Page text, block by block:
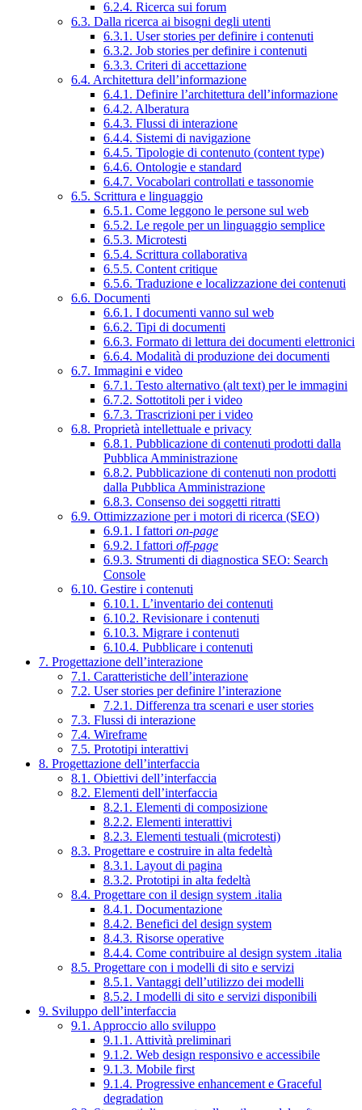
6.2.4. Ricerca sui forum
6.3. Dalla ricerca ai bisogni degli utenti
6.3.1. User stories per definire i contenuti
6.3.2. Job stories per definire i contenuti
6.3.3. Criteri di accettazione
6.4. Architettura dell’informazione
6.4.1. Definire l’architettura dell’informazione
6.4.2. Alberatura
6.4.3. Flussi di interazione
6.4.4. Sistemi di navigazione
6.4.5. Tipologie di contenuto (content type)
6.4.6. Ontologie e standard
6.4.7. Vocabolari controllati e tassonomie
6.5. Scrittura e linguaggio
6.5.1. Come leggono le persone sul web
6.5.2. Le regole per un linguaggio semplice
6.5.3. Microtesti
6.5.4. Scrittura collaborativa
6.5.5. Content critique
6.5.6. Traduzione e localizzazione dei contenuti
6.6. Documenti
6.6.1. I documenti vanno sul web
6.6.2. Tipi di documenti
6.6.3. Formato di lettura dei documenti elettronici
6.6.4. Modalità di produzione dei documenti
6.7. Immagini e video
6.7.1. Testo alternativo (alt text) per le immagini
6.7.2. Sottotitoli per i video
6.7.3. Trascrizioni per i video
6.8. Proprietà intellettuale e privacy
6.8.1. Pubblicazione di contenuti prodotti dalla
Pubblica Amministrazione
6.8.2. Pubblicazione di contenuti non prodotti
dalla Pubblica Amministrazione
6.8.3. Consenso dei soggetti ritratti
6.9. Ottimizzazione per i motori di ricerca (SEO)
6.9.1. I fattori on-page
6.9.2. I fattori off-page
6.9.3. Strumenti di diagnostica SEO: Search
Console
6.10. Gestire i contenuti
6.10.1. L’inventario dei contenuti
6.10.2. Revisionare i contenuti
6.10.3. Migrare i contenuti
6.10.4. Pubblicare i contenuti
7. Progettazione dell’interazione
7.1. Caratteristiche dell’interazione
7.2. User stories per definire l’interazione
7.2.1. Differenza tra scenari e user stories
7.3. Flussi di interazione
7.4. Wireframe
7.5. Prototipi interattivi
8. Progettazione dell’interfaccia
8.1. Obiettivi dell’interfaccia
8.2. Elementi dell’interfaccia
8.2.1. Elementi di composizione
8.2.2. Elementi interattivi
8.2.3. Elementi testuali (microtesti)
8.3. Progettare e costruire in alta fedeltà
8.3.1. Layout di pagina
8.3.2. Prototipi in alta fedeltà
8.4. Progettare con il design system .italia
8.4.1. Documentazione
8.4.2. Benefici del design system
8.4.3. Risorse operative
8.4.4. Come contribuire al design system .italia
8.5. Progettare con i modelli di sito e servizi
8.5.1. Vantaggi dell’utilizzo dei modelli
8.5.2. I modelli di sito e servizi disponibili
9. Sviluppo dell’interfaccia
9.1. Approccio allo sviluppo
9.1.1. Attività preliminari
9.1.2. Web design responsivo e accessibile
9.1.3. Mobile first
9.1.4. Progressive enhancement e Graceful
degradation